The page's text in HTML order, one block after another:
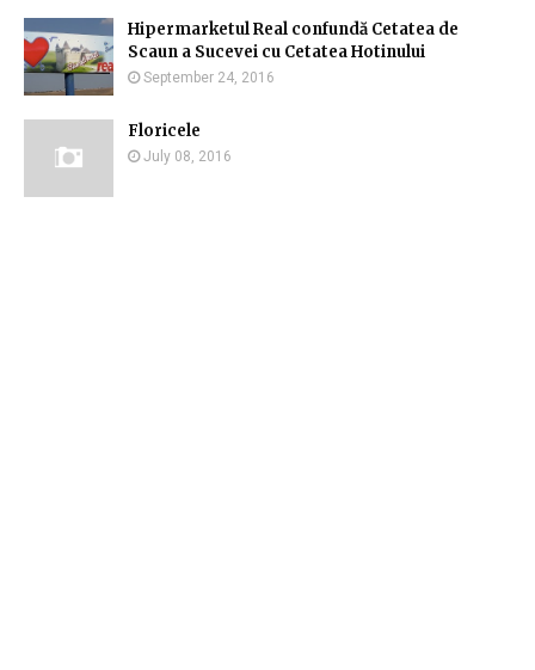
Hipermarketul Real confundă Cetatea de
Scaun a Sucevei cu Cetatea Hotinului
September 24, 2016
Floricele
July 08, 2016